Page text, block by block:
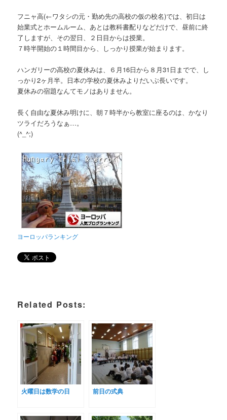
フニャ高(←ワタシの元・勤め先の高校の仮の校名)では、初日は
始業式とホームルーム、あとは教科書配りなどだけで、昼前に終
了しますが、その翌日、２日目からは授業。
７時半開始の１時間目から、しっかり授業が始まります。
ハンガリーの高校の夏休みは、６月16日から８月31日までで、し
っかり2ヶ月半。日本の学校の夏休みよりだいぶ長いです。
夏休みの宿題なんてモノはありません。
長く自由な夏休み明けに、朝７時半から教室に座るのは、かなり
ツライだろうなぁ…。
(^_^;)
ヨーロッパランキング
Related Posts:
火曜日は数学の日 前日の式典